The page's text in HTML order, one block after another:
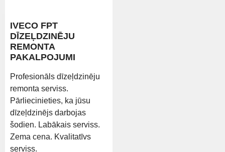
IVECO FPT
DĪZEĻDZINĒJU
REMONTA
PAKALPOJUMI
Profesionāls dīzeļdzinēju
remonta serviss.
Pārliecinieties, ka jūsu
dīzeļdzinējs darbojas
šodien. Labākais serviss.
Zema cena. Kvalitatīvs
serviss.